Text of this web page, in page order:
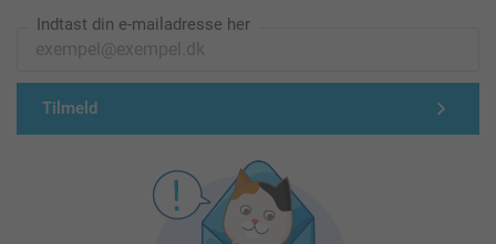
Indtast din e-mailadresse her
Tilmeld